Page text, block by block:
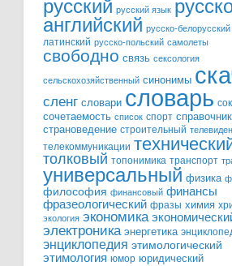
русский русский язык
английский русско-белорусский
латинский русско-польский самолеты
свободно связь сексология
сельскохозяйственный синонимы
сленг словари словарь
сочетаемость список спорт справочник
страноведение строительный
телекоммуникации
толковый топонимика транспорт
универсальный физика
философия финансовый финансы
фразеологический фразы химия
экология экономика
электроника энергетика
энциклопедия этимологический
этимология юмор юридический